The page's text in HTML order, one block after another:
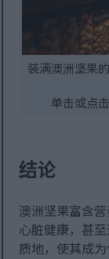
装满澳洲坚果
单击或点
结论
澳洲坚果富含
心脏健康，甚
质地，使其成为